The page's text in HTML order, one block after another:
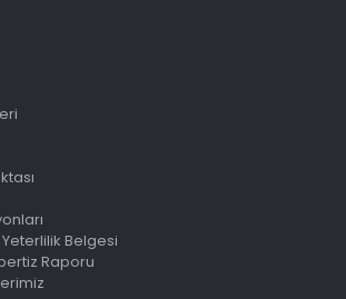
Yeterlilik Belgesi
Raporu